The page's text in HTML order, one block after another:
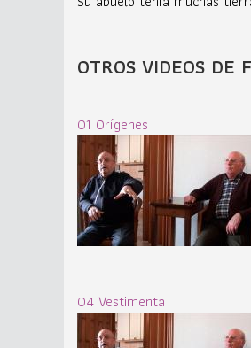
OTROS VIDEOS DE
01 Orígenes
04 Vestimenta